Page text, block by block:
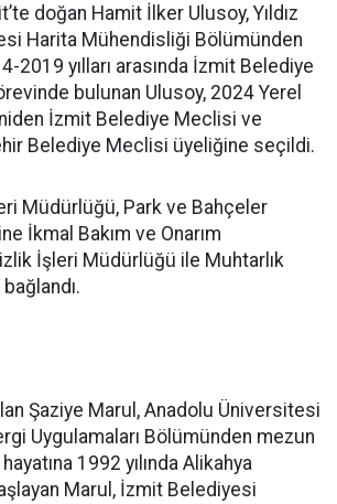
doğan Hamit İlker Ulusoy, Yıldız
Harita Mühendisliği Bölümünden
2019 yılları arasında İzmit Belediye
bulunan Ulusoy, 2024 Yerel
İzmit Belediye Meclisi ve
Belediye Meclisi üyeliğine seçildi.
Müdürlüğü, Park ve Bahçeler
İkmal Bakım ve Onarım
İşleri Müdürlüğü ile Muhtarlık
Şaziye Marul, Anadolu Üniversitesi
Uygulamaları Bölümünden mezun
1992 yılında Alikahya
Marul, İzmit Belediyesi